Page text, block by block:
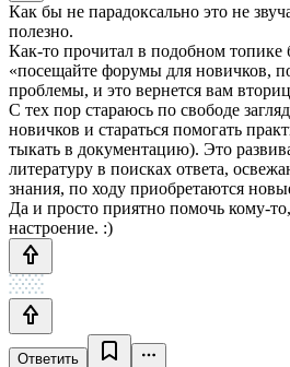
Как бы не парадоксально это не
полезно.
Как-то прочитал в подобном топике
«посещайте форумы для новичков,
проблемы, и это вернется вам
С тех пор стараюсь по свободе
новичков и стараться помогать
тыкать в документацию). Это
литературу в поисках ответа,
знания, по ходу приобретаются
Да и просто приятно помочь кому-
настроение. :)
Ответить